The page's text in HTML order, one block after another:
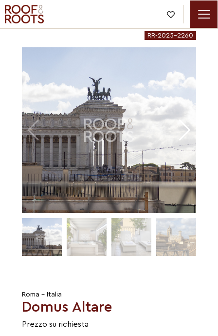

RR-2025-2260
Roma - Italia
Domus Altare
Prezzo su richiesta